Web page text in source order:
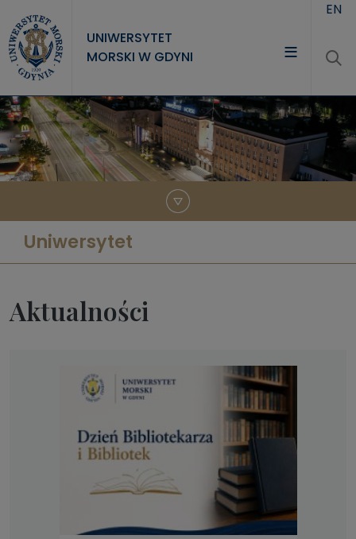
UNIWERSYTET
MORSKI W GDYNI
UNIWERSYTET
STUDIA
NAUKA
EN
Uniwersytet
Aktualności